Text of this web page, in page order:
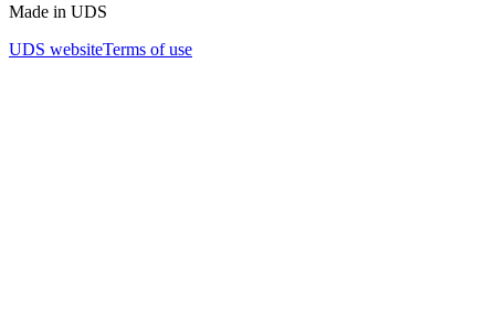
Made in UDS
UDS websiteTerms of use